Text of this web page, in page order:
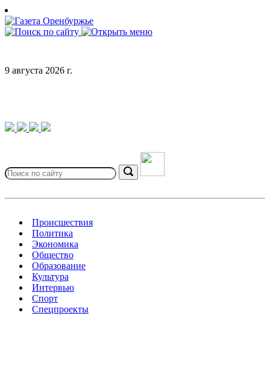
Skip
to
content
9 августа 2026 г.
for:
Search
Происшествия
Политика
Экономика
Общество
Образование
Культура
Интервью
Спорт
Спецпроекты